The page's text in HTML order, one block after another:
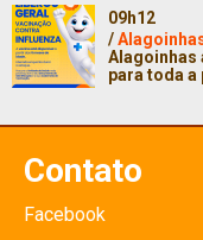
09h12
/
Alagoinhas
para toda a
Contato
Facebook